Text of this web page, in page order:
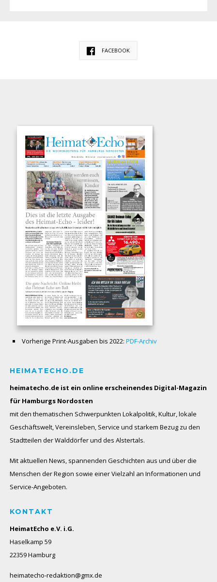
FACEBOOK
Vorherige Print-Ausgaben bis 2022: PDF-Archiv
HEIMATECHO.DE
heimatecho.de ist ein online erscheinendes Digital-Magazin
für Hamburgs Nordosten
mit den thematischen Schwerpunkten Lokalpolitik, Kultur, lokale
Geschäftswelt, Vereinsleben, Service und starkem Bezug zu den
Stadtteilen der Walddörfer und des Alstertals.
Mit aktuellen News, spannenden Geschichten aus und über die
Menschen der Region sowie einer Vielzahl an Informationen und
Service-Angeboten.
KONTAKT
HeimatEcho e.V. i.G.
Haselkamp 59
22359 Hamburg
heimatecho-redaktion@gmx.de